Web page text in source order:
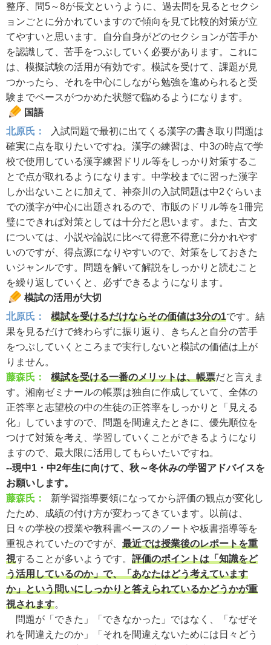
整序、問5～8が長文というように、過去問を見るとセクシ
ョンごとに分かれていますので傾向を見て比較的対策が立
てやすいと思います。自分自身がどのセクションが苦手か
を認識して、苦手をつぶしていく必要があります。これに
は、模擬試験の活用が有効です。模試を受けて、課題が見
つかったら、それを中心にしながら勉強を進められると受
験までペースがつかめた状態で臨めるようになります。
国語
北原氏：
入試問題で最初に出てくる漢字の書き取り問題は
確実に点を取りたいですね。漢字の練習は、中3の時点で学
校で使用している漢字練習ドリル等をしっかり対策するこ
とで点が取れるようになります。中学校までに習った漢字
しか出ないことに加えて、神奈川の入試問題は中2ぐらいま
での漢字が中心に出題されるので、市販のドリル等を1冊完
璧にできれば対策としては十分だと思います。また、古文
については、小説や論説に比べて得意不得意に分かれやす
いのですが、得点源になりやすいので、対策をしておきた
いジャンルです。問題を解いて解説をしっかりと読むこと
を繰り返していくと、必ずできるようになります。
模試の活用が大切
北原氏：
模試を受けるだけならその価値は3分の1です。結
果を見るだけで終わらずに振り返り、きちんと自分の苦手
をつぶしていくところまで実行しないと模試の価値は上が
りません。
藤森氏：
模試を受ける一番のメリットは、帳票だと言えま
す。湘南ゼミナールの帳票は独自に作成していて、全体の
正答率と志望校の中の生徒の正答率をしっかりと「見える
化」していますので、問題を間違えたときに、優先順位を
つけて対策を考え、学習していくことができるようになり
ますので、最大限に活用してもらいたいですね。
--現中1・中2年生に向けて、秋～冬休みの学習アドバイスを
お願いします。
藤森氏：
新学習指導要領になってから評価の観点が変化し
たため、成績の付け方が変わってきています。以前は、
日々の学校の授業や教科書ベースのノートや板書指導等を
重視されていたのですが、 最近では授業後のレポートを重
視することが多いようです。 評価のポイントは「知識をど
う活用しているのか」で、「あなたはどう考えています
か」という問いにしっかりと答えられているかどうかが重
視されます。
問題が「できた」「できなかった」ではなく、「なぜそ
れを間違えたのか」「それを間違えないためには日々どう